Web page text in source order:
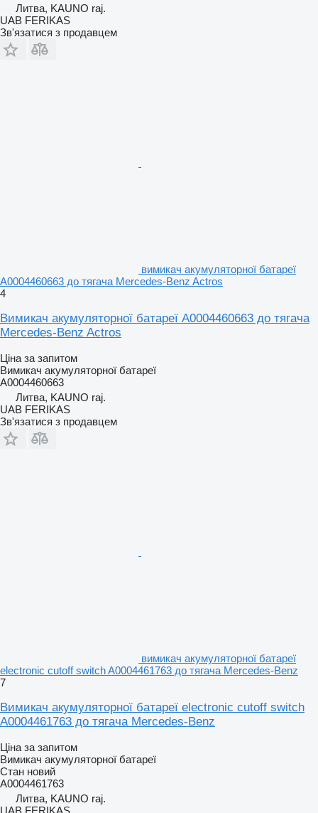
Литва, KAUNO raj.
UAB FERIKAS
Зв'язатися з продавцем
вимикач акумуляторної батареї
A0004460663 до тягача Mercedes-Benz Actros
4
Вимикач акумуляторної батареї A0004460663 до тягача
Mercedes-Benz Actros
Ціна за запитом
Вимикач акумуляторної батареї
A0004460663
Литва, KAUNO raj.
UAB FERIKAS
Зв'язатися з продавцем
вимикач акумуляторної батареї
electronic cutoff switch A0004461763 до тягача Mercedes-Benz
7
Вимикач акумуляторної батареї electronic cutoff switch
A0004461763 до тягача Mercedes-Benz
Ціна за запитом
Вимикач акумуляторної батареї
Стан новий
A0004461763
Литва, KAUNO raj.
UAB FERIKAS